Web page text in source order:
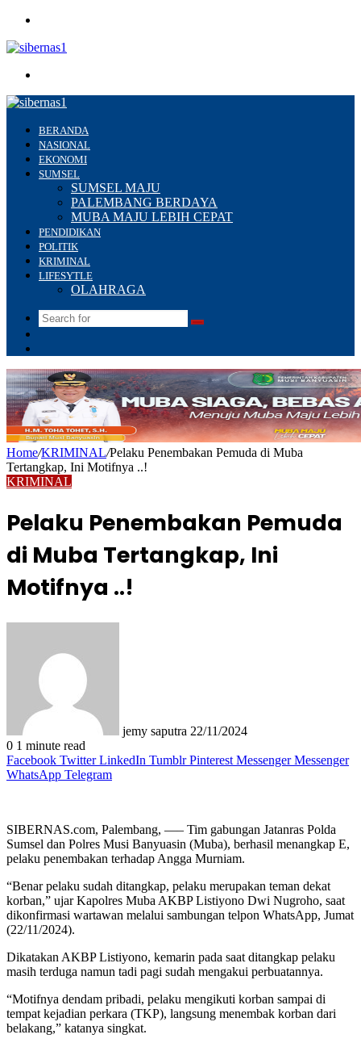
BERANDA
NASIONAL
EKONOMI
SUMSEL
SUMSEL MAJU
PALEMBANG BERDAYA
MUBA MAJU LEBIH CEPAT
PENDIDIKAN
POLITIK
KRIMINAL
LIFESYTLE
OLAHRAGA
Search
Home/KRIMINAL/Pelaku Penembakan Pemuda di Muba
Tertangkap, Ini Motifnya ..!
KRIMINAL
Pelaku Penembakan Pemuda
di Muba Tertangkap, Ini
Motifnya ..!
jemy saputra 22/11/2024
0 1 minute read
Facebook Twitter LinkedIn Tumblr Pinterest Messenger Messenger
WhatsApp Telegram
SIBERNAS.com, Palembang, —– Tim gabungan Jatanras Polda
Sumsel dan Polres Musi Banyuasin (Muba), berhasil menangkap E,
pelaku penembakan terhadap Angga Murniam.
“Benar pelaku sudah ditangkap, pelaku merupakan teman dekat
korban,” ujar Kapolres Muba AKBP Listiyono Dwi Nugroho, saat
dikonfirmasi wartawan melalui sambungan telpon WhatsApp, Jumat
(22/11/2024).
Dikatakan AKBP Listiyono, kemarin pada saat ditangkap pelaku
masih terduga namun tadi pagi sudah mengakui perbuatannya.
“Motifnya dendam pribadi, pelaku mengikuti korban sampai di
tempat kejadian perkara (TKP), langsung menembak korban dari
belakang,” katanya singkat.